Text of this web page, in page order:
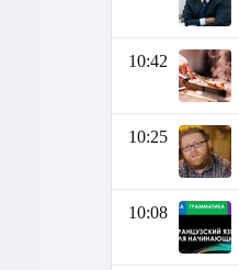
10:42
10:25
10:08